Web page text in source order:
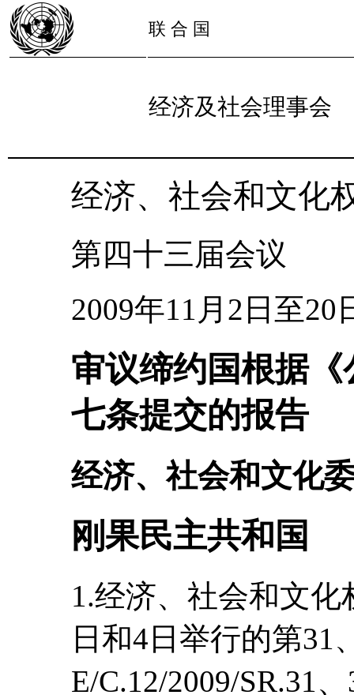
联 合 国
经济及社会理事会
经济、社会和文化
第四十三届会议
2009年11月2日至20
审议缔约国根据
七条提交的报告
经济、社会和文化
刚果民主共和国
1.经济、社会和文化
日和4日举行的第31
E/C.12/2009/SR.31